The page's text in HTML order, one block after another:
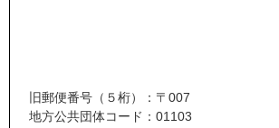
旧郵便番号（５桁）：〒007
地方公共団体コード：01103